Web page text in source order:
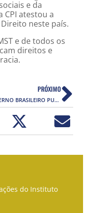
e da
CPI atestou a
neste país.
e de todos os
direitos e
PRÓXIMO
GOVERNO BRASILEIRO PUBLICA SENTENÇA DO CASO HERZOG DA CORTE IDH
do Instituto